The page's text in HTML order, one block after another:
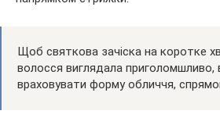
Щоб святкова зачіска на коротке
волосся виглядала приголомшливо,
враховувати форму обличчя,